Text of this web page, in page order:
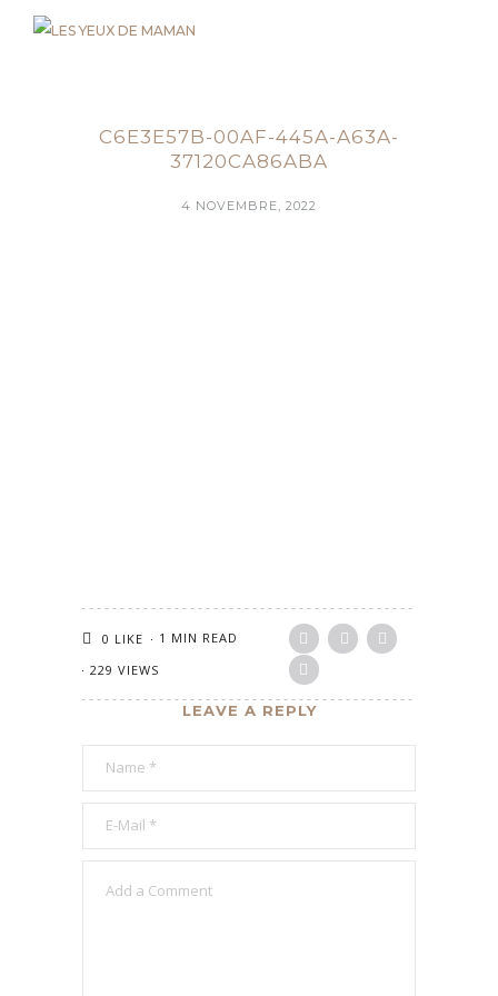
C6E3E57B-00AF-445A-A63A-
37120CA86ABA
4 NOVEMBRE, 2022
0 LIKE
1 MIN READ
229 VIEWS
LEAVE A REPLY